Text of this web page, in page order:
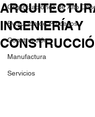
Organizaciones de Alto
Evolución de Procesos
Construcción
Manufactura
Servicios
INGENIERÍA Y